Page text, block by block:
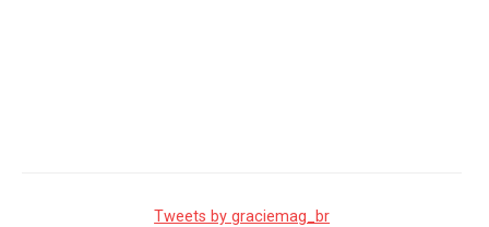
Tweets by graciemag_br